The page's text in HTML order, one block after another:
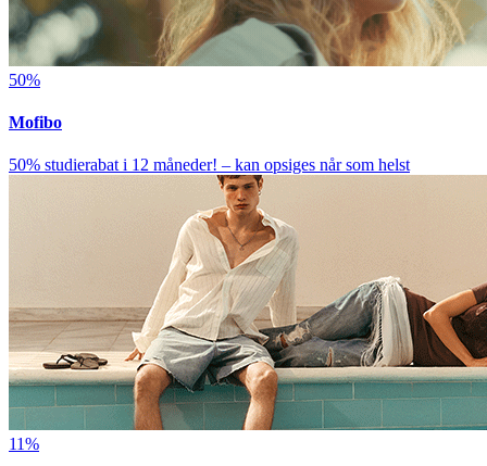
50%
Mofibo
50% studierabat i 12 måneder! – kan opsiges når som helst
11%